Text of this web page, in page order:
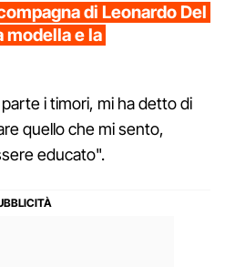
di Leonardo Del
modella e la
i timori, mi ha detto di
quello che mi sento,
educato".